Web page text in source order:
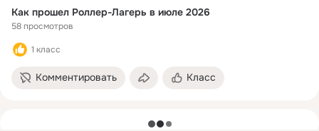
Как прошел Роллер-Лагерь в июле 2026
58 просмотров
1 класс
Комментировать Класс